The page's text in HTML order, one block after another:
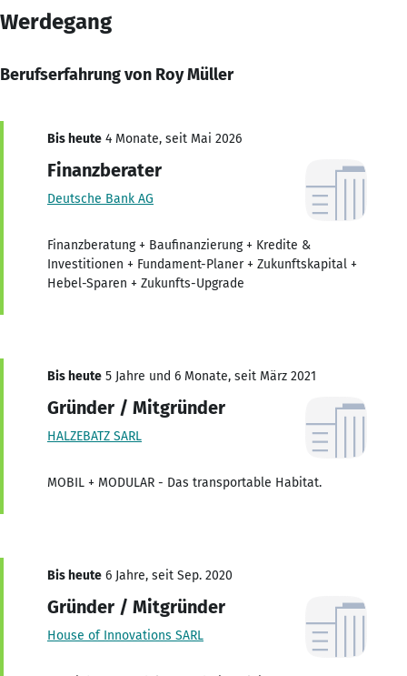
Werdegang
Berufserfahrung von Roy Müller
Bis heute 4 Monate, seit Mai 2026
Finanzberater
Deutsche Bank AG
Finanzberatung + Baufinanzierung + Kredite &
Investitionen + Fundament-Planer + Zukunftskapital +
Hebel-Sparen + Zukunfts-Upgrade
Bis heute 5 Jahre und 6 Monate, seit März 2021
Gründer / Mitgründer
HALZEBATZ SARL
MOBIL + MODULAR - Das transportable Habitat.
Bis heute 6 Jahre, seit Sep. 2020
Gründer / Mitgründer
House of Innovations SARL